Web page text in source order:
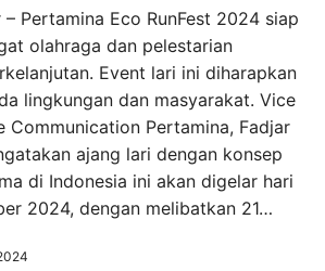
Pertamina Eco RunFest 2024 siap
olahraga dan pelestarian
Event lari ini diharapkan
lingkungan dan masyarakat. Vice
Communication Pertamina, Fadjar
ajang lari dengan konsep
di Indonesia ini akan digelar hari
2024, dengan melibatkan 21…